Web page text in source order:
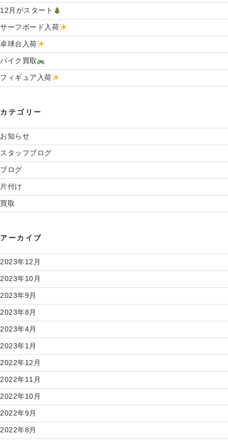
願
い
し
す
”
の
12月がスタート
サーフボード入荷
卓球台入荷
バイク買取
フィギュア入荷
カテゴリー
お知らせ
スタッフブログ
ブログ
片付け
買取
アーカイブ
2023年12月
2023年10月
2023年9月
2023年8月
2023年4月
2023年1月
2022年12月
2022年11月
2022年10月
2022年9月
2022年8月